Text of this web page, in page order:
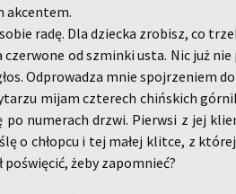
ak­cen­tem.
radę. Dla dziec­ka zro­bisz, co
czer­wo­ne od szmin­ki usta. Nic już
Od­pro­wa­dza mnie spoj­rze­niem
mijam czte­rech chiń­skich
po nu­me­rach drzwi. Pierw­si z jej
o chłop­cu i tej małej klit­ce, z
po­świę­cić, żeby za­po­mnieć?